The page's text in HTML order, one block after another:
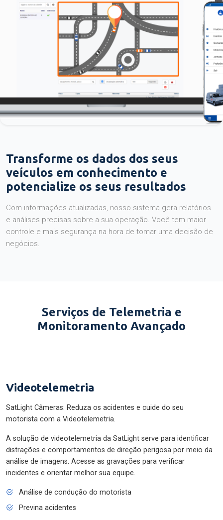
Transforme os dados dos seus
veículos em conhecimento e
potencialize os seus resultados
Com informações atualizadas, nosso sistema gera relatórios
e análises precisas sobre a sua operação. Você tem maior
controle e mais segurança na hora de tomar uma decisão de
negócios.
Serviços de Telemetria e
Monitoramento Avançado
Videotelemetria
SatLight Câmeras: Reduza os acidentes e cuide do seu
motorista com a Videotelemetria.
A solução de videotelemetria da SatLight serve para identificar
distrações e comportamentos de direção perigosa por meio da
análise de imagens. Acesse as gravações para verificar
incidentes e orientar melhor sua equipe.
Análise de condução do motorista
Previna acidentes